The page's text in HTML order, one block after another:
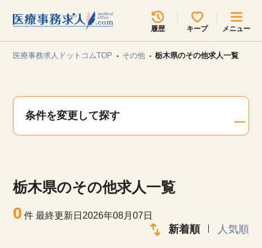
履歴 キープ メニュー
見学会・イベント情報
医療事務求人ドットコムTOP その他 栃木県のその他求人一覧
条件を変更して探す
栃木県のその他求人一覧
0 件最終更新日2026年08月07日
新着順 人気順
所在地のエリアを選択してください
各支店担当よりご連絡させていただきます。
関東
甲信越・北陸 中国・四国